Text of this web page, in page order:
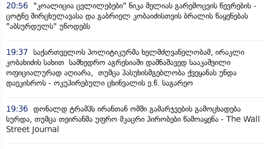
20:56
"კოალიცია ცვლილებები" ნიკა მელიას გარემოცვის წევრების -
ცოტნე მირცხულავასა და გაბრიელ კობაიძისთვის ბრალის წაყენებას
"აბსურდულს" უწოდებს
19:37 საქართველოს პოლიტიკურმა ხელმძღვანელობამ, ირაკლი
კობახიძის სახით სამხედრო აგრესიაში დამნაშავედ სააკაშვილი
ოფიციალურად აღიარა, თუმცა პასუხისმგებლობა ქვეყანას უნდა
დაეკისროს - ოკუპირებული ცხინვალის ე.წ. საგარეო
19:36 დონალდ ტრამპს ირანთან ომში გამარჯვების გამოცხადება
სურდა, თუმცა თეირანმა უფრო მკაცრი პირობები წამოაყენა - The Wall
Street Journal